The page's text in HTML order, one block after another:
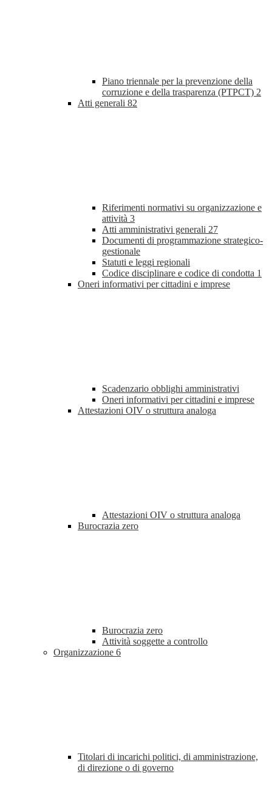
Piano triennale per la prevenzione della
corruzione e della trasparenza (PTPCT) 2
Atti generali 82
Riferimenti normativi su organizzazione e
attività 3
Atti amministrativi generali 27
Documenti di programmazione strategico-
gestionale
Statuti e leggi regionali
Codice disciplinare e codice di condotta 1
Oneri informativi per cittadini e imprese
Scadenzario obblighi amministrativi
Oneri informativi per cittadini e imprese
Attestazioni OIV o struttura analoga
Attestazioni OIV o struttura analoga
Burocrazia zero
Burocrazia zero
Attività soggette a controllo
Organizzazione 6
Titolari di incarichi politici, di amministrazione,
di direzione o di governo